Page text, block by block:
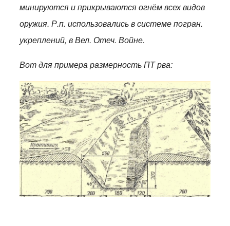
минируются и прикрываются огнём всех видов
оружия. Р.п. использовались в системе погран.
укреплений, в Вел. Отеч. Войне.
Вот для примера размерность ПТ рва: